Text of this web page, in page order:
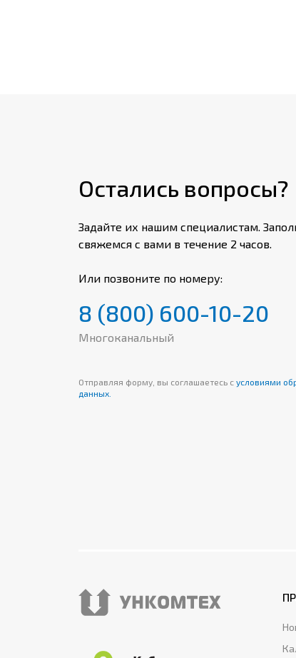
Остались вопросы?
Задайте их нашим специалистам.
свяжемся с вами в течение 2 часов.
Или позвоните по номеру:
8 (800) 600-10-20
Многоканальный
Отправляя форму, вы соглашаетесь с условиями
данных.